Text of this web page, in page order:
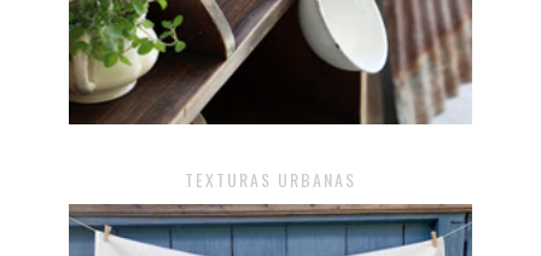
TEXTURAS URBANAS